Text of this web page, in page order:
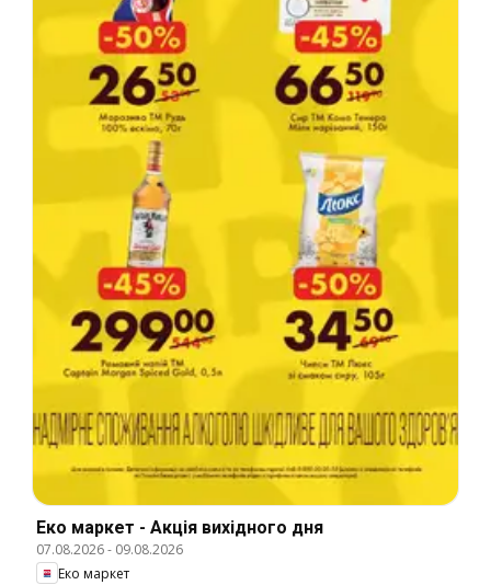
Еко маркет - Акція вихідного дня
07.08.2026- 09.08.2026
Еко маркет